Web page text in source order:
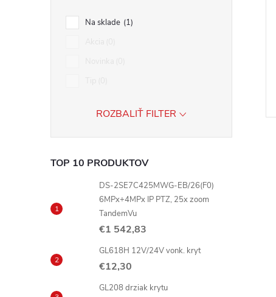
Na sklade 1
ROZBALIŤ FILTER
TOP 10 PRODUKTOV
DS-2SE7C425MWG-EB/26(F0)
6MPx+4MPx IP PTZ, 25x zoom
TandemVu
€1 542,83
GL618H 12V/24V vonk. kryt
€12,30
GL208 drziak krytu